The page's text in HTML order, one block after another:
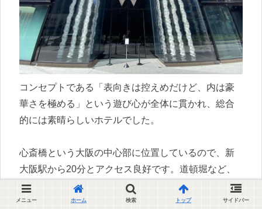
コンセプトである「表向きは控えめだけど、内は豪
華さを極める」という遊び心が全体に貫かれ、総合
的には素晴らしいホテルでした。
心斎橋という大阪の中心部に位置しているので、新
大阪駅から20分とアクセス良好です。道頓堀など、
大阪の観光にも適していますが、観光目的で泊まる
にはもったいないホテルでもあります。
メニュー ホーム 検索 トップ サイドバー